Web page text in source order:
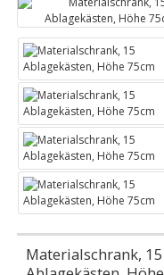
Materialschrank, 15